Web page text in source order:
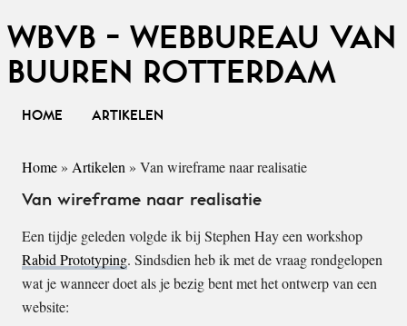
WBVB - WEBBUREAU VAN
BUUREN ROTTERDAM
HOME ARTIKELEN
Home » Artikelen » Van wireframe naar realisatie
Van wireframe naar realisatie
Een tijdje geleden volgde ik bij Stephen Hay een workshop
Rabid Prototyping. Sindsdien heb ik met de vraag rondgelopen
wat je wanneer doet als je bezig bent met het ontwerp van een
website: